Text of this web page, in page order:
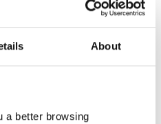
About
a better browsing
Ansatz
Verpackungen bildet
Innovationen,
und
Kunde
zweckmäßige und